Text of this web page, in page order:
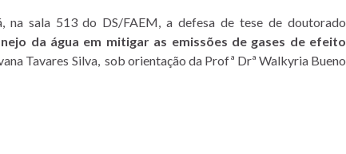
na sala 513 do DS/FAEM, a defesa de tese de doutorado
da água em mitigar as emissões de gases de efeito
Tavares Silva, sob orientação da Profª Drª Walkyria Bueno